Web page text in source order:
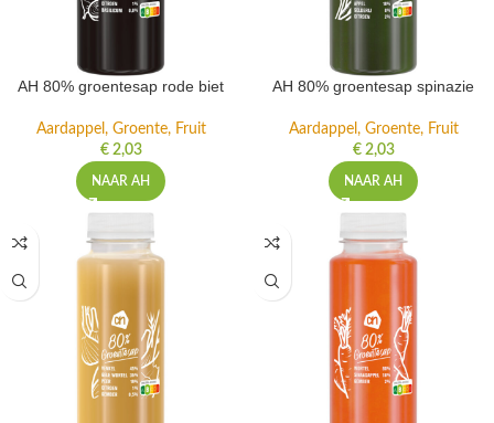
AH 80% groentesap rode biet
Aardappel, Groente, Fruit
€2,03
NAAR AH
AH 80% groentesap spinazie
Aardappel, Groente, Fruit
€2,03
NAAR AH